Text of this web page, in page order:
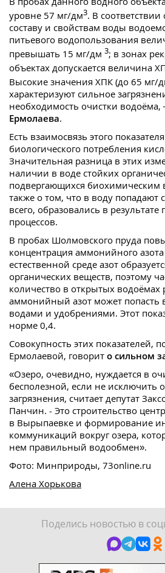
уровне 57 мг/дм3. В
составу и свойствам воды
питьевого водопользования
превышать 15 мг/дм 3; в зонах
объектах допускается величина
Высокие значения ХПК (до 65 мг/
характеризуют сильное
необходимость очистки водоёма,
Ермолаева.
Есть взаимосвязь этого
биологического потребления
Значительная разница в этих
наличии в воде стойких
подвергающихся биохимическим
также о том, что в воду попадают
всего, образовались в
процессов.
В пробах Шолмовского пруда
концентрация аммонийного азота
естественной среде азот
органических веществ, поэтому
количество в открытых водоёмах
аммонийный азот может попасть
водами и удобрениями. Этот
норме 0,4.
Совокупность этих показателей,
Ермолаевой, говорит о сильном
«Озеро, очевидно, нуждается в
бесполезной, если не исключить
загрязнения, считает депутат
Панчин. - Это строительство
в Вырыпаевке и формирование
коммуникаций вокруг озера,
нем правильный водообмен».
Фото: Минприроды, 73online.ru
Алена Хорькова
Поделись новостью в